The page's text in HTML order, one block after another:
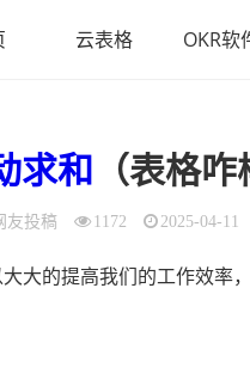
云表格 OKR软
求和 （表格咋
友投稿 1172 2025-04-11
大的提高我们的工作效率